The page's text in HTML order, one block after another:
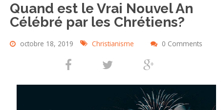
Quand est le Vrai Nouvel An
Célébré par les Chrétiens?
octobre 18, 2019 Christianisme 0 Comments